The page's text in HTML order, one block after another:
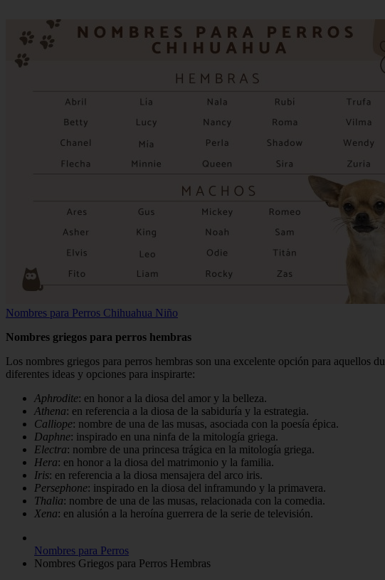
Nombres para Perros Chihuahua Niño
Nombres griegos para perros hembras
Los nombres griegos para perros hembras son una excelente opción para aquellos
diferentes ideas y opciones para inspirarte:
Aphrodite: en honor a la diosa del amor y la belleza.
Athena: en referencia a la diosa de la sabiduría y la estrategia.
Calliope: nombre de una de las musas, asociada con la poesía épica.
Daphne: inspirado en una ninfa de la mitología griega.
Electra: nombre de una princesa trágica en la mitología griega.
Hera: en honor a la diosa del matrimonio y la familia.
Iris: en referencia a la diosa mensajera del arco iris.
Persephone: inspirado en la diosa del inframundo y la primavera.
Thalia: nombre de una de las musas, relacionada con la comedia.
Xena: en alusión a la heroína guerrera de la serie de televisión.
Nombres para Perros
Nombres Griegos para Perros Hembras